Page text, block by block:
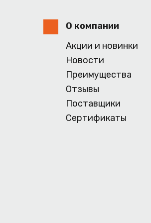
О компании
Акции и новинки
Новости
Преимущества
Отзывы
Поставщики
Сертификаты